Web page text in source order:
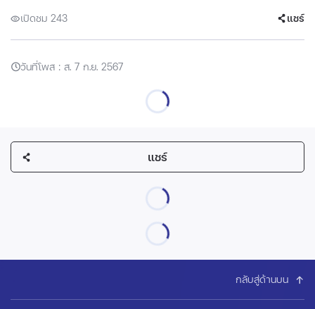
เปิดชม 243 แชร์
วันที่โพส : ส. 7 ก.ย. 2567
แชร์
กลับสู่ด้านบน